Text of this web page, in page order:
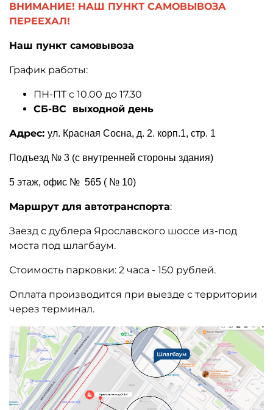
ВНИМАНИЕ! НАШ ПУНКТ САМОВЫВОЗА
ПЕРЕЕХАЛ!
Наш пункт самовывоза
График работы:
ПН-ПТ с 10.00 до 17.30
СБ-ВС выходной день
Адрес: ул. Красная Сосна, д. 2. корп.1, стр. 1
Подъезд № 3 (с внутренней стороны здания)
5 этаж, офис № 565 ( № 10)
Маршрут для автотранспорта:
Заезд с дублера Ярославского шоссе из-под
моста под шлагбаум.
Стоимость парковки: 2 часа - 150 рублей.
Оплата производится при выезде с территории
через терминал.